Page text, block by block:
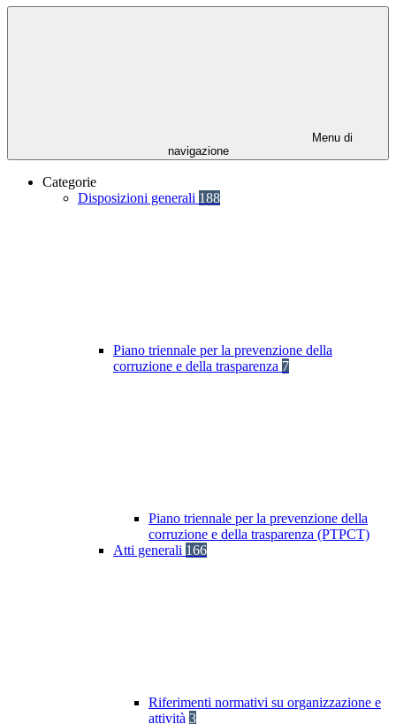
Menu di
navigazione
Categorie
Disposizioni generali 188
Piano triennale per la prevenzione della
corruzione e della trasparenza 7
Piano triennale per la prevenzione della
corruzione e della trasparenza (PTPCT)
Atti generali 166
Riferimenti normativi su organizzazione e
attività 3